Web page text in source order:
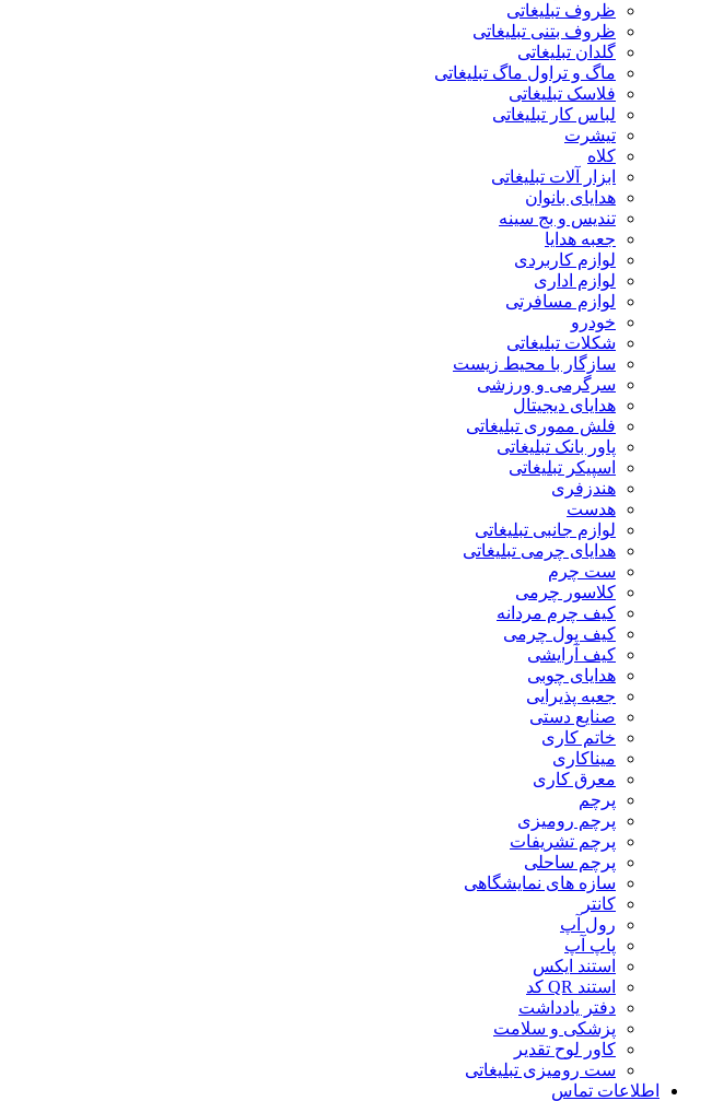
ظروف تبلیغاتی
ظروف بتنی تبلیغاتی
گلدان تبلیغاتی
ماگ و تراول ماگ تبلیغاتی
فلاسک تبلیغاتی
لباس کار تبلیغاتی
تیشرت
کلاه
ابزار آلات تبلیغاتی
هدایای بانوان
تندیس و بج سینه
جعبه هدایا
لوازم کاربردی
لوازم اداری
لوازم مسافرتی
خودرو
شکلات تبلیغاتی
سازگار با محیط زیست
سرگرمی و ورزشی
هدایای دیجیتال
فلش مموری تبلیغاتی
پاور بانک تبلیغاتی
اسپیکر تبلیغاتی
هندزفری
هدست
لوازم جانبی تبلیغاتی
هدایای چرمی تبلیغاتی
ست چرم
کلاسور چرمی
کیف چرم مردانه
کیف پول چرمی
کیف آرایشی
هدایای چوبی
جعبه پذیرایی
صنایع دستی
خاتم کاری
میناکاری
معرق کاری
پرچم
پرچم رومیزی
پرچم تشریفات
پرچم ساحلی
سازه های نمایشگاهی
کانتر
رول آپ
پاپ آپ
استند ایکس
استند QR کد
دفتر یادداشت
پزشکی و سلامت
کاور لوح تقدیر
ست رومیزی تبلیغاتی
اطلاعات تماس